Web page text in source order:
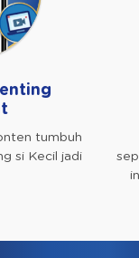
tumbuh
si Kecil jadi